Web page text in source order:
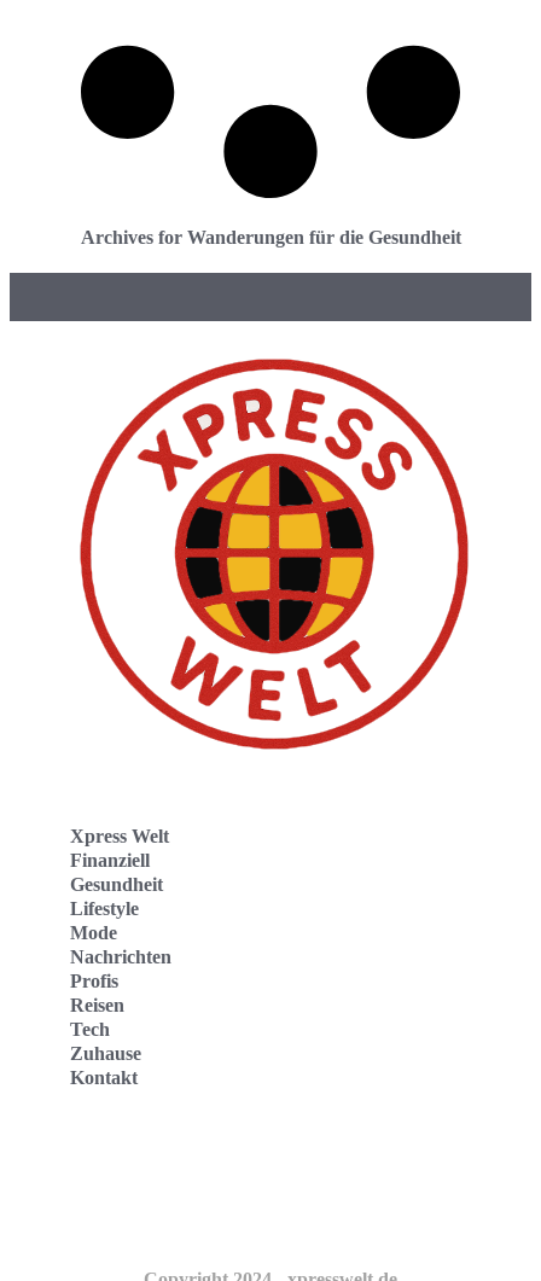
Archives for Wanderungen für die Gesundheit
Xpress Welt
Finanziell
Gesundheit
Lifestyle
Mode
Nachrichten
Profis
Reisen
Tech
Zuhause
Kontakt